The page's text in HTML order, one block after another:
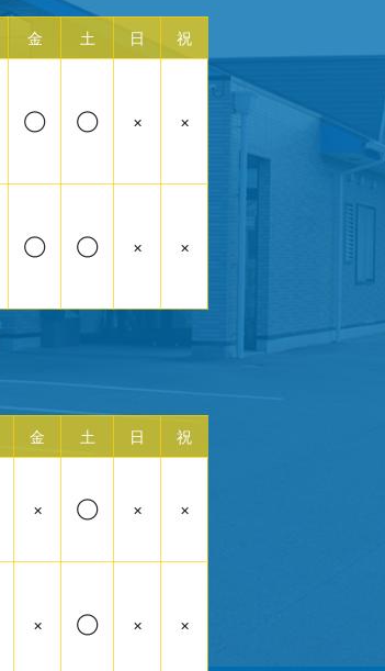
金 土 日 祝
◯ ◯ × ×
◯ ◯ × ×
金 土 日 祝
× ◯ × ×
× ◯ × ×